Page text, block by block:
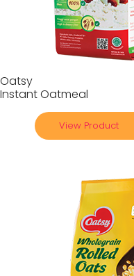
Oatsy
Instant Oatmeal
View Product